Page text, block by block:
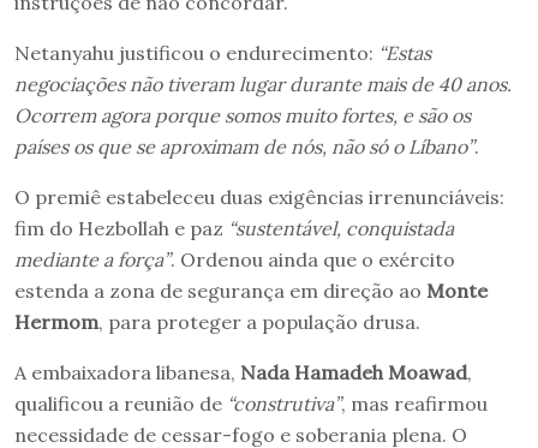
Netanyahu justificou o endurecimento: “Estas
negociações não tiveram lugar durante mais de 40 anos.
Ocorrem agora porque somos muito fortes, e são os
países os que se aproximam de nós, não só o Líbano”.
O premiê estabeleceu duas exigências irrenunciáveis:
fim do Hezbollah e paz “sustentável, conquistada
mediante a força”. Ordenou ainda que o exército
estenda a zona de segurança em direção ao Monte
Hermom, para proteger a população drusa.
A embaixadora libanesa, Nada Hamadeh Moawad,
qualificou a reunião de “construtiva”, mas reafirmou
necessidade de cessar-fogo e soberania plena. O